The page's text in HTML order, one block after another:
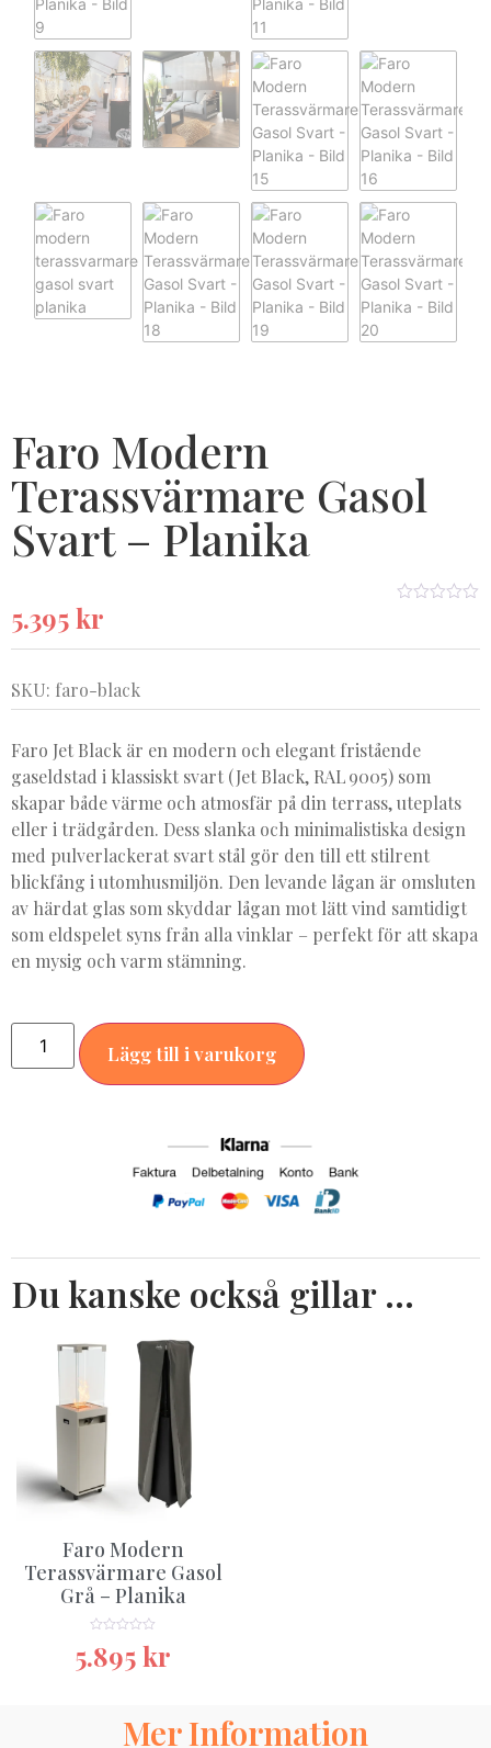
Faro Modern
Terassvärmare Gasol
Svart – Planika
5.395kr
SKU: faro-black
Faro Jet Black är en modern och elegant fristående
gaseldstad i klassiskt svart (Jet Black, RAL 9005) som
skapar både värme och atmosfär på din terrass, uteplats
eller i trädgården. Dess slanka och minimalistiska design
med pulverlackerat svart stål gör den till ett stilrent
blickfång i utomhusmiljön. Den levande lågan är omsluten
av härdat glas som skyddar lågan mot lätt vind samtidigt
som eldspelet syns från alla vinklar – perfekt för att skapa
en mysig och varm stämning.
Lägg till i varukorg
Du kanske också gillar …
Faro Modern
Terassvärmare Gasol
Grå – Planika
5.895kr
Mer Information